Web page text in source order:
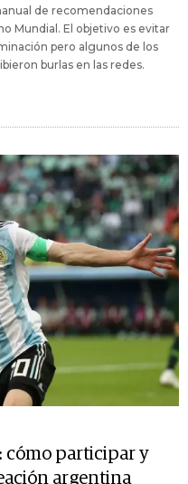
de recomendaciones
Mundial. El objetivo es evitar
pero algunos de los
burlas en las redes.
cómo participar y
argentina